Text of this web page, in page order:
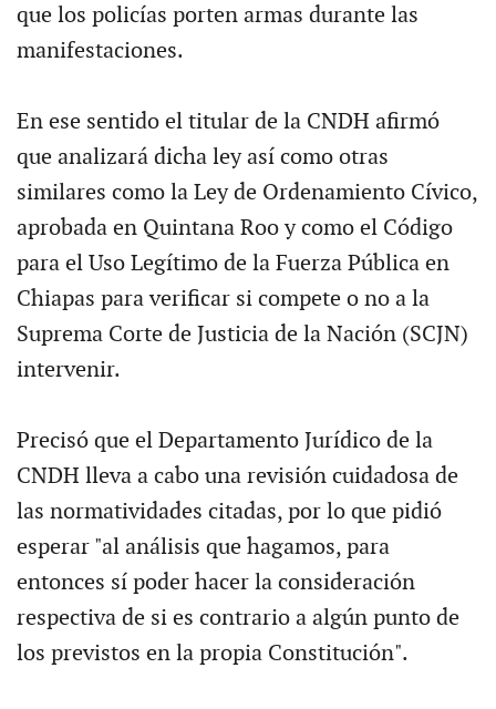
que los policías porten armas durante las
manifestaciones.
En ese sentido el titular de la CNDH afirmó
que analizará dicha ley así como otras
similares como la Ley de Ordenamiento Cívico,
aprobada en Quintana Roo y como el Código
para el Uso Legítimo de la Fuerza Pública en
Chiapas para verificar si compete o no a la
Suprema Corte de Justicia de la Nación (SCJN)
intervenir.
Precisó que el Departamento Jurídico de la
CNDH lleva a cabo una revisión cuidadosa de
las normatividades citadas, por lo que pidió
esperar "al análisis que hagamos, para
entonces sí poder hacer la consideración
respectiva de si es contrario a algún punto de
los previstos en la propia Constitución".